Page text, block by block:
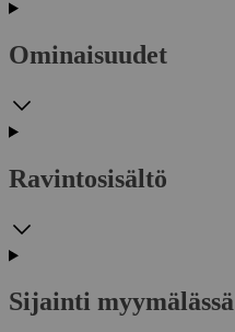
Ominaisuudet
Ravintosisältö
Sijainti myymälässä